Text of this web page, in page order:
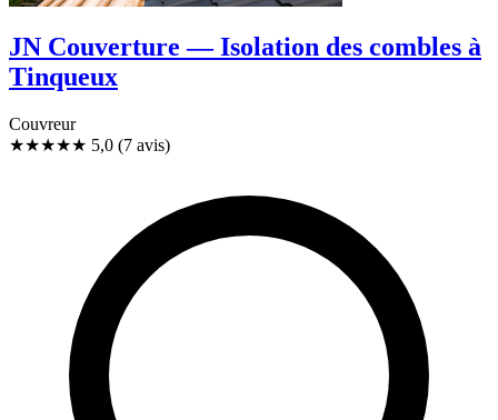
JN Couverture — Isolation des combles à
Tinqueux
Couvreur
★★★★★ 5,0 (7 avis)